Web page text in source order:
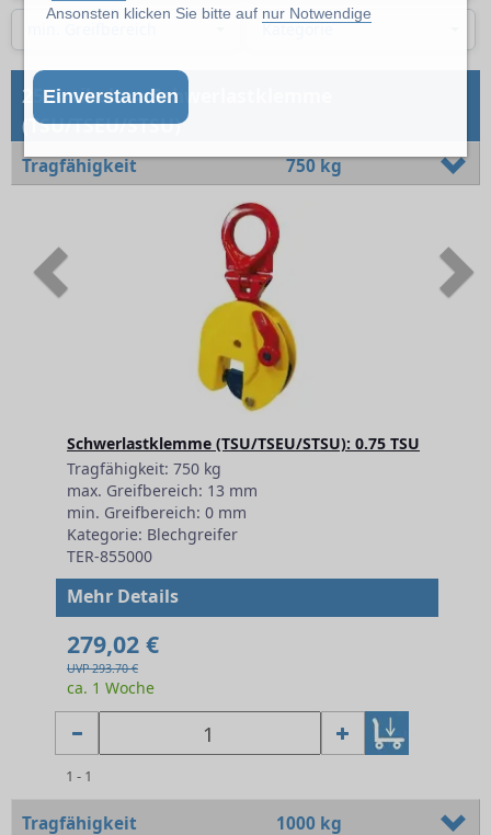
Ansonsten klicken Sie bitte auf nur Notwendige
Einverstanden
Kategorie
25 Artikel→Schwerlastklemme
(TSU/TSEU/STSU)
Tragfähigkeit 750 kg
Schwerlastklemme (TSU/TSEU/STSU): 0.75 TSU
Tragfähigkeit: 750 kg
max. Greifbereich: 13 mm
min. Greifbereich: 0 mm
Kategorie: Blechgreifer
TER-855000
Mehr Details
279,02 €
UVP 293.70 €
ca. 1 Woche
1 - 1
Tragfähigkeit 1000 kg